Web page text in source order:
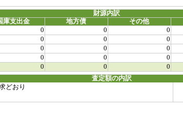
財源内訳
庫支出金
地方債 その他
0 0 0
0 0 0
0 0 0
0 0 0
0 0 0
査定額の内訳
どおり